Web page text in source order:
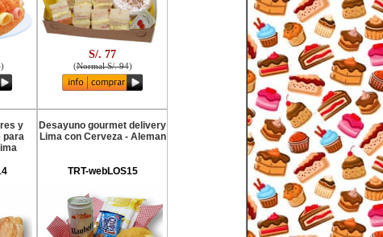
)
S/. 77
(Normal S/. 94)
y
para
Desayuno gourmet delivery
Lima con Cerveza - Aleman
TRT-webLOS15